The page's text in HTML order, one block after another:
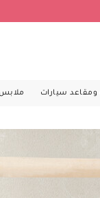
ومقاعد سيارات